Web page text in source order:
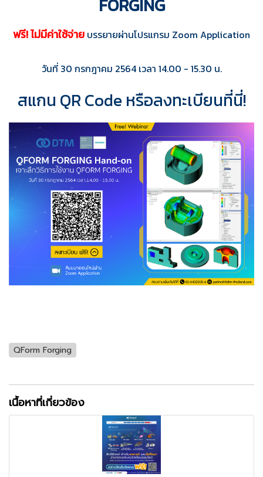
FORGING
ฟรี! ไม่มีค่าใช้จ่าย บรรยายผ่านโปรแกรม Zoom Application
วันที่ 30 กรกฎาคม 2564 เวลา 14.00 - 15.30 น.
สแกน QR Code หรือลงทะเบียนที่นี่!
QForm Forging
เนื้อหาที่เกี่ยวข้อง